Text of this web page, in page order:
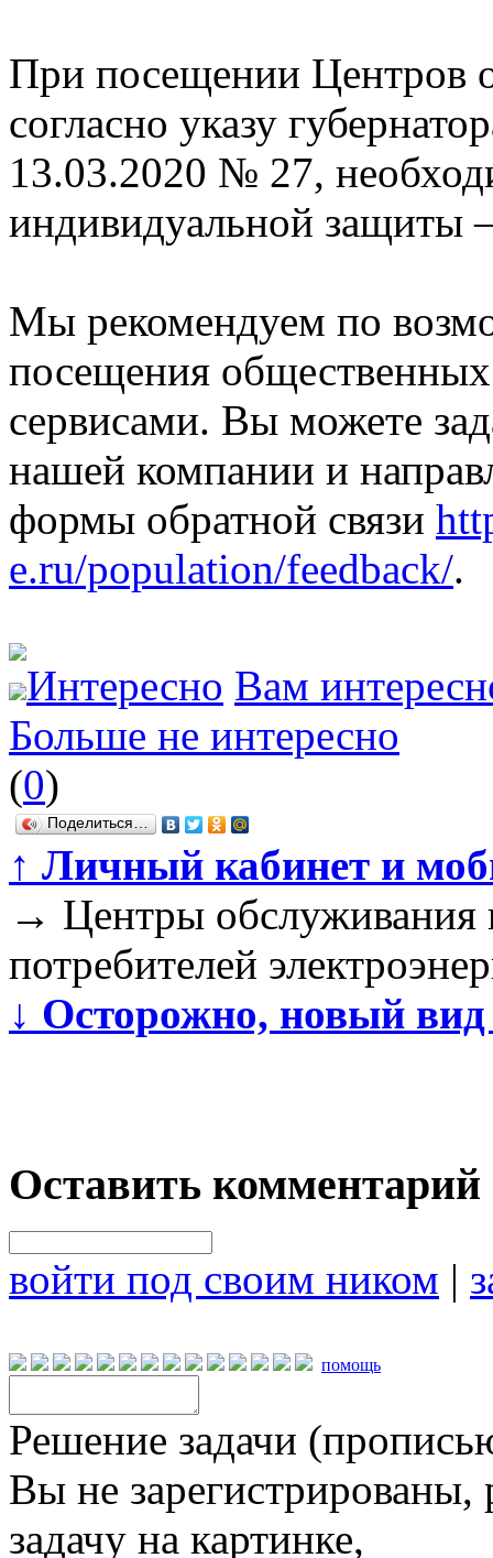
При посещении Центров
согласно указу
13.03.2020 № 27,
индивидуальной защиты
Мы рекомендуем по
посещения общественных
сервисами. Вы можете
нашей компании и
формы обратной связи
e.ru/population/feedback/.
Интересно Вам
Больше не интересно
(0)
Поделиться…
↑ Личный кабинет и
→ Центры обслуживания
потребителей
↓ Осторожно, новый
Оставить комментарий
войти под своим ником |
помощь
Решение задачи
Вы не
задачу на картинке,